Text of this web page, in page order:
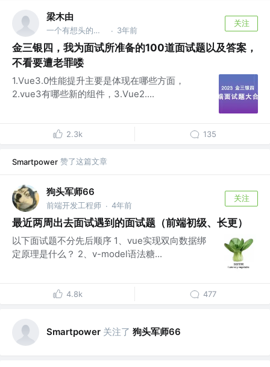
梁木由
一个有想头的前端 @ 前端新气象 · 3年前
关注
金三银四，我为面试所准备的100道面试题以及答案，
不看要遭老罪喽
1.Vue3.0性能提升主要是体现在哪些方面，
2.vue3有哪些新的组件，3.Vue2....
2.3k 135
Smartpower 赞了这篇文章
狗头军师66
前端开发工程师 · 4年前
关注
最近两周出去面试遇到的面试题（前端初级、长更）
以下面试题不分先后顺序 1、vue实现双向数据绑
定原理是什么？ 2、v-model语法糖...
4.8k 477
Smartpower 关注了 狗头军师66